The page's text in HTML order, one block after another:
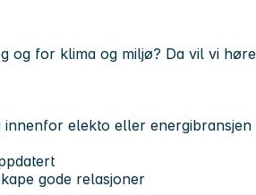
og for klima og miljø? Da vil vi høre
elekto eller energibransjen
gode relasjoner